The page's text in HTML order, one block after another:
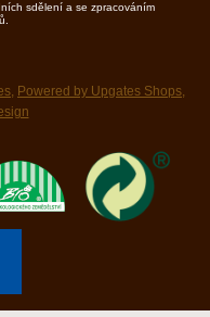
sdělení a se zpracováním
, Powered by Upgates Shops,